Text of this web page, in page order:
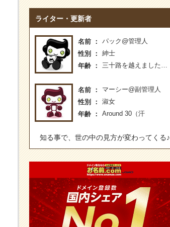
ライター・更新者
名前
パック@管理人
性別
紳士
年齢
三十路を越えました…
名前
マーシー@副管理人
性別
淑女
年齢
Around 30（汗
知る事で、世の中の見方が変わってくる♪